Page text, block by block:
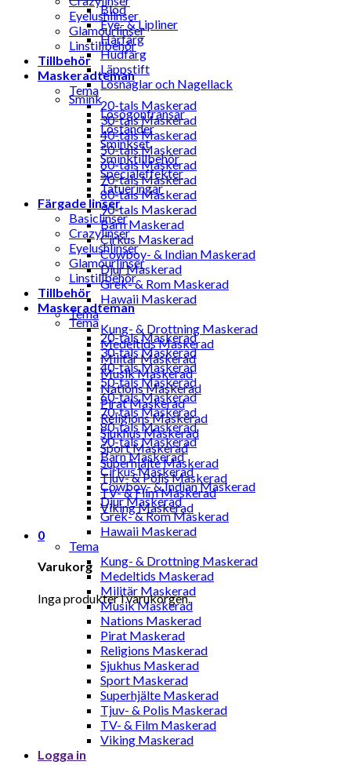
Eyelushlinser
Glamourlinser
Linstillbehör
Tillbehör
Maskeradteman
Tema
20-tals Maskerad
30-tals Maskerad
40-tals Maskerad
50-tals Maskerad
60-tals Maskerad
70-tals Maskerad
80-tals Maskerad
90-tals Maskerad
Barn Maskerad
Cirkus Maskerad
Cowboy- & Indian Maskerad
Djur Maskerad
Grek- & Rom Maskerad
Hawaii Maskerad
Tema
Kung- & Drottning Maskerad
Medeltids Maskerad
Militär Maskerad
Musik Maskerad
Nations Maskerad
Pirat Maskerad
Religions Maskerad
Sjukhus Maskerad
Sport Maskerad
Superhjälte Maskerad
Tjuv- & Polis Maskerad
TV- & Film Maskerad
Viking Maskerad
0
Varukorg
Inga produkter i varukorgen.
Blod
Eye- & Lipliner
Hårfärg
Hudfärg
Läppstift
Lösnaglar och Nagellack
Smink
Lösögonfransar
Löständer
Sminkset
Sminktillbehör
Specialeffekter
Tatueringar
Färgade linser
Basiclinser
Crazylinser
Eyelushlinser
Glamourlinser
Linstillbehör
Tillbehör
Maskeradteman
Tema
20-tals Maskerad
30-tals Maskerad
40-tals Maskerad
50-tals Maskerad
60-tals Maskerad
70-tals Maskerad
80-tals Maskerad
90-tals Maskerad
Barn Maskerad
Cirkus Maskerad
Cowboy- & Indian Maskerad
Djur Maskerad
Grek- & Rom Maskerad
Hawaii Maskerad
Tema
Kung- & Drottning Maskerad
Medeltids Maskerad
Militär Maskerad
Musik Maskerad
Nations Maskerad
Pirat Maskerad
Religions Maskerad
Sjukhus Maskerad
Sport Maskerad
Superhjälte Maskerad
Tjuv- & Polis Maskerad
TV- & Film Maskerad
Viking Maskerad
Logga in